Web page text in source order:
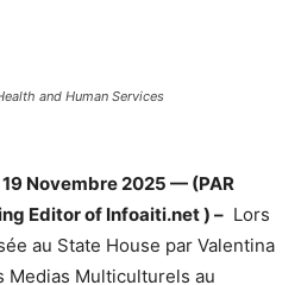
and Human Services
Novembre 2025 — (PAR
Editor of Infoaiti.net ) – Lors
au State House par Valentina
Medias Multiculturels au